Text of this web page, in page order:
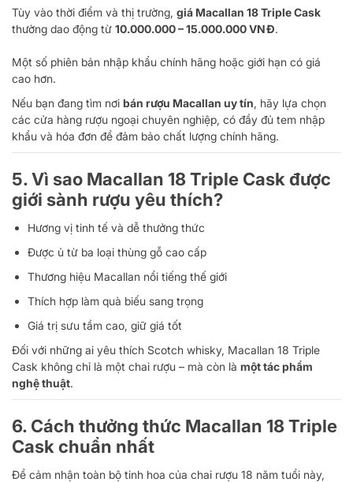
Tùy vào thời điểm và thị trường, giá Macallan 18 Triple Cask
thường dao động từ 10.000.000 – 15.000.000 VNĐ.
Một số phiên bản nhập khẩu chính hãng hoặc giới hạn có giá
cao hơn.
Nếu bạn đang tìm nơi bán rượu Macallan uy tín, hãy lựa chọn
các cửa hàng rượu ngoại chuyên nghiệp, có đầy đủ tem nhập
khẩu và hóa đơn để đảm bảo chất lượng chính hãng.
5. Vì sao Macallan 18 Triple Cask được
giới sành rượu yêu thích?
Hương vị tinh tế và dễ thưởng thức
Được ủ từ ba loại thùng gỗ cao cấp
Thương hiệu Macallan nổi tiếng thế giới
Thích hợp làm quà biếu sang trọng
Giá trị sưu tầm cao, giữ giá tốt
Đối với những ai yêu thích Scotch whisky, Macallan 18 Triple
Cask không chỉ là một chai rượu – mà còn là một tác phẩm
nghệ thuật.
6. Cách thưởng thức Macallan 18 Triple
Cask chuẩn nhất
Để cảm nhận toàn bộ tinh hoa của chai rượu 18 năm tuổi này,